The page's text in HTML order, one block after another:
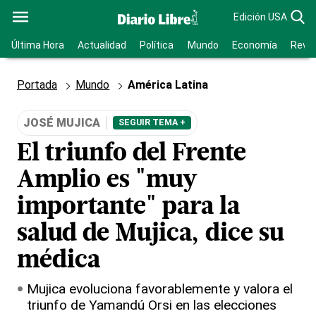
Edición USA
Última Hora Actualidad Política Mundo Economía
Portada Mundo América Latina
JOSÉ MUJICA SEGUIR TEMA +
El triunfo del Frente
Amplio es "muy
importante" para la
salud de Mujica, dice su
médica
Mujica evoluciona favorablemente y valora el
triunfo de Yamandú Orsi en las elecciones